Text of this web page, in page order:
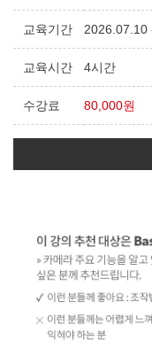
교육기간 2026.07.10
교육시간 4시간
수강료 80,000원